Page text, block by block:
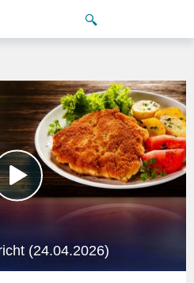
(24.04.2026)